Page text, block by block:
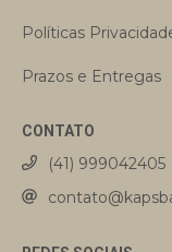
Políticas
Prazos e Entregas
CONTATO
(41) 999042405